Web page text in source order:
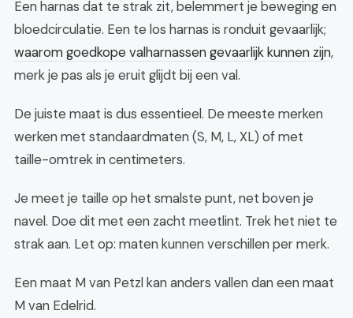
Een harnas dat te strak zit, belemmert je beweging en
bloedcirculatie. Een te los harnas is ronduit gevaarlijk;
waarom goedkope valharnassen gevaarlijk kunnen zijn,
merk je pas als je eruit glijdt bij een val.
De juiste maat is dus essentieel. De meeste merken
werken met standaardmaten (S, M, L, XL) of met
taille-omtrek in centimeters.
Je meet je taille op het smalste punt, net boven je
navel. Doe dit met een zacht meetlint. Trek het niet te
strak aan. Let op: maten kunnen verschillen per merk.
Een maat M van Petzl kan anders vallen dan een maat
M van Edelrid.